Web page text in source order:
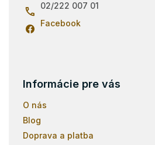
02/222 007 01
Facebook
Informácie pre vás
O nás
Blog
Doprava a platba